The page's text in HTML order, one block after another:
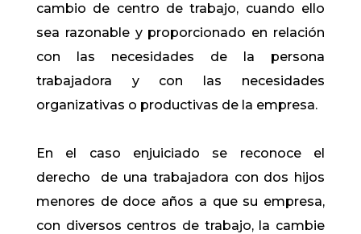
cambio de centro de trabajo, cuando ello
sea razonable y proporcionado en relación
con las necesidades de la persona
trabajadora y con las necesidades
organizativas o productivas de la empresa.
En el caso enjuiciado se reconoce el
derecho de una trabajadora con dos hijos
menores de doce años a que su empresa,
con diversos centros de trabajo, la cambie